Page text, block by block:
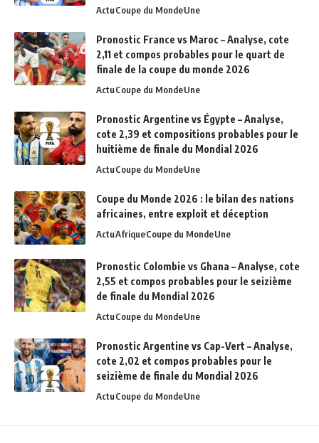
ActuCoupe du MondeUne
Pronostic France vs Maroc – Analyse, cote
2,11 et compos probables pour le quart de
finale de la coupe du monde 2026
ActuCoupe du MondeUne
Pronostic Argentine vs Égypte – Analyse,
cote 2,39 et compositions probables pour le
huitième de finale du Mondial 2026
ActuCoupe du MondeUne
Coupe du Monde 2026 : le bilan des nations
africaines, entre exploit et déception
ActuAfriqueCoupe du MondeUne
Pronostic Colombie vs Ghana – Analyse, cote
2,55 et compos probables pour le seizième
de finale du Mondial 2026
ActuCoupe du MondeUne
Pronostic Argentine vs Cap-Vert – Analyse,
cote 2,02 et compos probables pour le
seizième de finale du Mondial 2026
ActuCoupe du MondeUne